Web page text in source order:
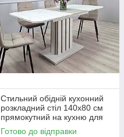
Стильний обідній кухонний
розкладний стіл 140х80 см
прямокутний на кухню для
вітальні на одній ніжці Lamar
Готово до відправки